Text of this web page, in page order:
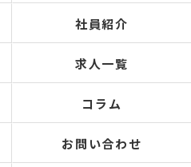
社員紹介
求人一覧
コラム
お問い合わせ